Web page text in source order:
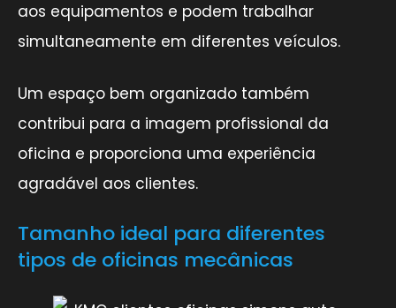
aos equipamentos e podem trabalhar
simultaneamente em diferentes veículos.
Um espaço bem organizado também
contribui para a imagem profissional da
oficina e proporciona uma experiência
agradável aos clientes.
Tamanho ideal para diferentes
tipos de oficinas mecânicas